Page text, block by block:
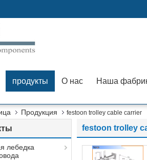
продукты О нас Наша
Продукция festoon trolley cable carrier
лебедка
festoon trolley